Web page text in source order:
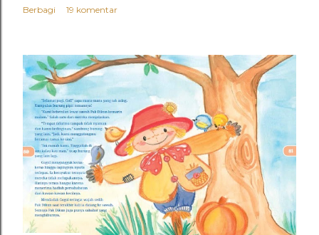
Berbagi 19 komentar